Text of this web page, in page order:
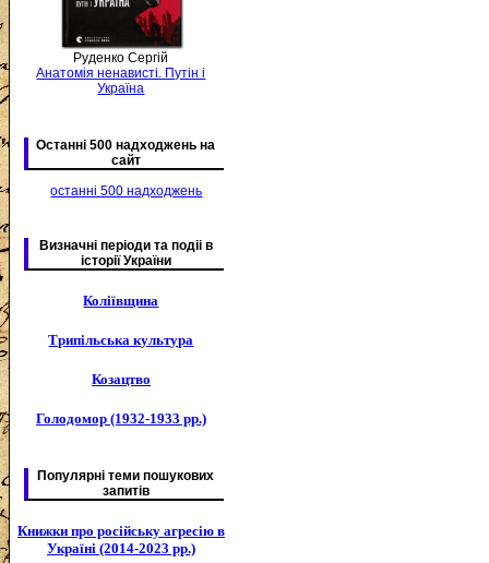
Руденко Сергій
Анатомія ненависті. Путін і
Україна
Останні 500 надходжень на
сайт
останні 500 надходжень
Визначні періоди та подіі в
історії України
Коліївщина
Трипільська культура
Козацтво
Голодомор (1932-1933 рр.)
Популярні теми пошукових
запитів
Книжки про російську агресію в
Україні (2014-2023 рр.)